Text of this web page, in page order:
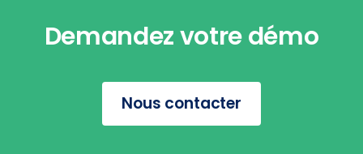
Demandez votre démo
Nous contacter